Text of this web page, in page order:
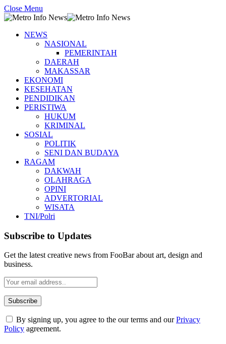
Close Menu
NEWS
NASIONAL
PEMERINTAH
DAERAH
MAKASSAR
EKONOMI
KESEHATAN
PENDIDIKAN
PERISTIWA
HUKUM
KRIMINAL
SOSIAL
POLITIK
SENI DAN BUDAYA
RAGAM
DAKWAH
OLAHRAGA
OPINI
ADVERTORIAL
WISATA
TNI/Polri
Subscribe to Updates
Get the latest creative news from FooBar about art, design and
business.
By signing up, you agree to the our terms and ourPrivacy
Policy agreement.